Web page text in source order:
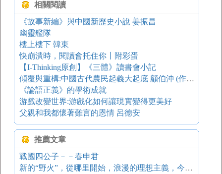
相關閱讀
《故事新編》與中國新歷史小說 姜振昌
幽靈艦隊
樓上樓下 韓東
快崩潰時，閱讀會托住你丨附彩蛋
【I-Thinking原創】《三體》讀書會小記
傾覆與重構:中國古代農民起義大起底 顧伯沖 (作者)
《論語正義》的學術成就
游戲改變世界:游戲化如何讓現實變得更美好
父親和我都懷著難言的恩情 呂德安
推薦文章
戰國四公子－－春申君
新的“野火”，從哪里開始，浪漫的理想主義，今何在？